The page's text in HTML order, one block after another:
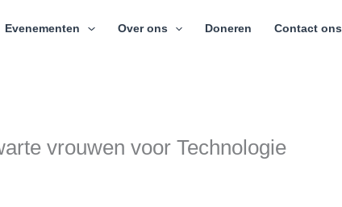
Evenementen Over ons Doneren Contact ons
vrouwen voor Technologie